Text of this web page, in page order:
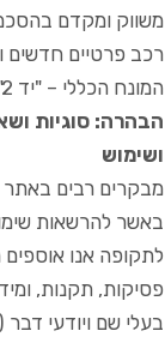
משווק ומקדם
המונח הכללי – "יד 2".
הבהרה: סוגיות
ושימוש
מבקרים רבים באתר
באשר להרשאות
לתקופה אנו
פסיקות, תקנות,
בעלי שם ויודעי